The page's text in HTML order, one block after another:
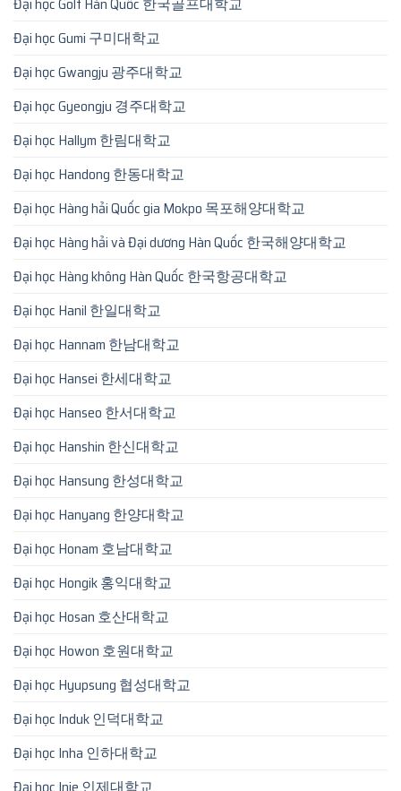
Đại học Gumi 구미대학교
Đại học Gwangju 광주대학교
Đại học Gyeongju 경주대학교
Đại học Hallym 한림대학교
Đại học Handong 한동대학교
Đại học Hàng hải Quốc gia Mokpo 목포해양대학교
Đại học Hàng hải và Đại dương Hàn Quốc 한국해양대학교
Đại học Hàng không Hàn Quốc 한국항공대학교
Đại học Hanil 한일대학교
Đại học Hannam 한남대학교
Đại học Hansei 한세대학교
Đại học Hanseo 한서대학교
Đại học Hanshin 한신대학교
Đại học Hansung 한성대학교
Đại học Hanyang 한양대학교
Đại học Honam 호남대학교
Đại học Hongik 홍익대학교
Đại học Hosan 호산대학교
Đại học Howon 호원대학교
Đại học Hyupsung 협성대학교
Đại học Induk 인덕대학교
Đại học Inha 인하대학교